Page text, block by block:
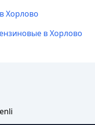
Хорлово
в Хорлово